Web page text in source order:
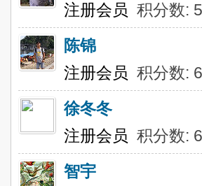
注册会员 积分数:
陈锦
注册会员 积分数:
徐冬冬
注册会员 积分数:
智宇